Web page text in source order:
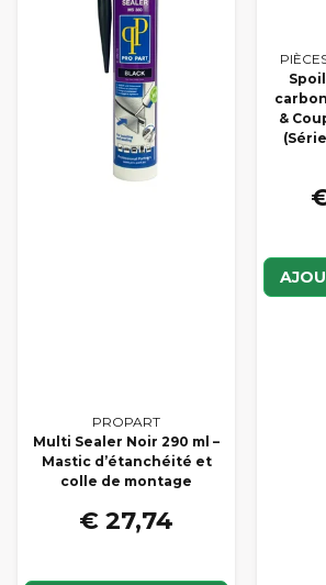
PROPART
Multi Sealer Noir 290 ml –
Mastic d’étanchéité et
colle de montage
€ 27,74
&